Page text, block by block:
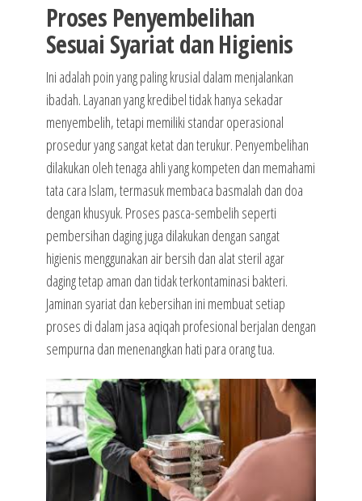
Proses Penyembelihan
Sesuai Syariat dan Higienis
Ini adalah poin yang paling krusial dalam menjalankan
ibadah. Layanan yang kredibel tidak hanya sekadar
menyembelih, tetapi memiliki standar operasional
prosedur yang sangat ketat dan terukur. Penyembelihan
dilakukan oleh tenaga ahli yang kompeten dan memahami
tata cara Islam, termasuk membaca basmalah dan doa
dengan khusyuk. Proses pasca-sembelih seperti
pembersihan daging juga dilakukan dengan sangat
higienis menggunakan air bersih dan alat steril agar
daging tetap aman dan tidak terkontaminasi bakteri.
Jaminan syariat dan kebersihan ini membuat setiap
proses di dalam jasa aqiqah profesional berjalan dengan
sempurna dan menenangkan hati para orang tua.